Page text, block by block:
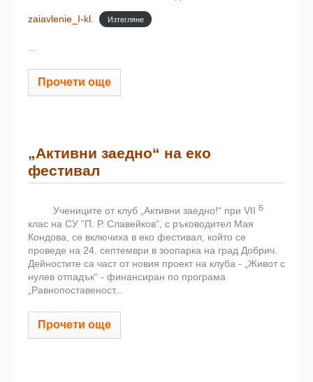
zaiavlenie_I-kl. Изтегляне
Прочети още
„Активни заедно“ на еко
фестивал
Учениците от клуб „Активни заедно!“ при VII Б
клас на СУ ”П. Р. Славейков“, с ръководител Мая
Кондова, се включиха в еко фестивал, който се
проведе на 24. септември в зоопарка на град Добрич.
Дейностите са част от новия проект на клуба - „Живот с
нулев отпадък“ - финансиран по програма
„Равнопоставеност...
Прочети още